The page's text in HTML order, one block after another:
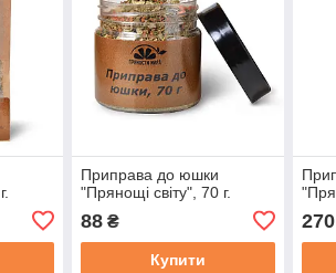
Приправа до юшки
"Прянощі світу", 70 г.
88₴
Купити
270